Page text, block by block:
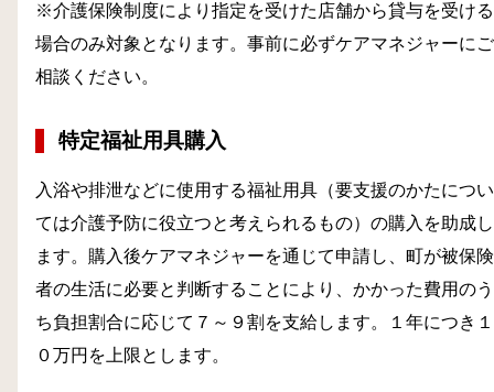
※介護保険制度により指定を受けた店舗から貸与を受ける
場合のみ対象となります。事前に必ずケアマネジャーにご
相談ください。
特定福祉用具購入
入浴や排泄などに使用する福祉用具（要支援のかたについ
ては介護予防に役立つと考えられるもの）の購入を助成し
ます。購入後ケアマネジャーを通じて申請し、町が被保険
者の生活に必要と判断することにより、かかった費用のう
ち負担割合に応じて７～９割を支給します。１年につき１
０万円を上限とします。